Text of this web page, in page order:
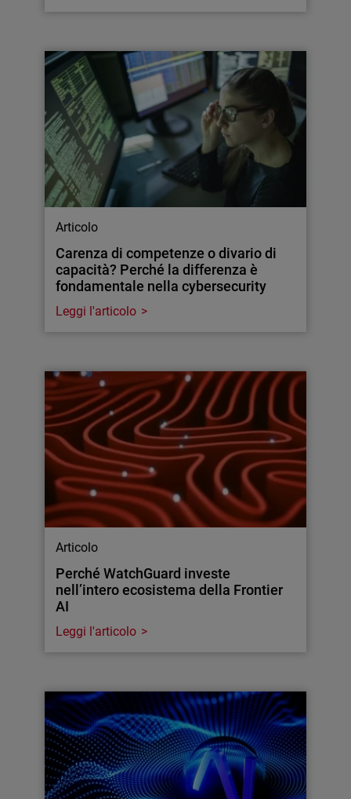
Articolo
Carenza di competenze o divario di
capacità? Perché la differenza è
fondamentale nella cybersecurity
Leggi l'articolo
Articolo
Perché WatchGuard investe
nell’intero ecosistema della Frontier
AI
Leggi l'articolo